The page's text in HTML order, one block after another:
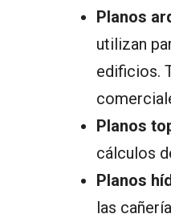
Planos
utilizan
edificios.
Planos
cálculos
Planos
las